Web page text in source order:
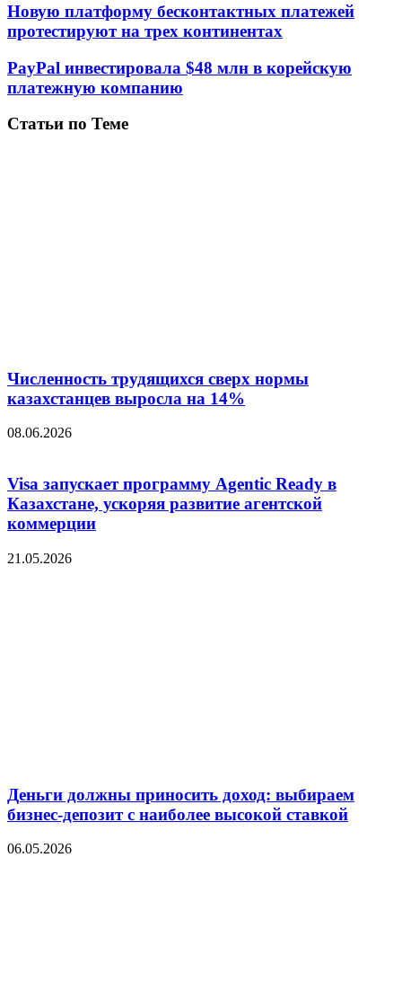
Новую платформу бесконтактных платежей
протестируют на трех континентах
PayPal инвестировала $48 млн в корейскую
платежную компанию
Статьи по Теме
Численность трудящихся сверх нормы
казахстанцев выросла на 14%
08.06.2026
Visa запускает программу Agentic Ready в
Казахстане, ускоряя развитие агентской
коммерции
21.05.2026
Деньги должны приносить доход: выбираем
бизнес-депозит с наиболее высокой ставкой
06.05.2026